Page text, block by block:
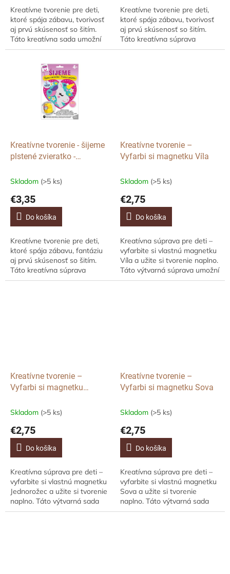
Kreatívne tvorenie pre deti,
ktoré spája zábavu, tvorivosť
aj prvú skúsenosť so šitím.
Táto kreatívna sada umožní
deťom vytvoriť si vlastné
Kreatívne tvorenie pre deti,
ktoré spája zábavu, tvorivosť
aj prvú skúsenosť so šitím.
Táto kreatívna súprava
umožní deťom vytvoriť si
Kreatívne tvorenie - šijeme
plstené zvieratko -
Skladom (>5 ks)
€3,35
Do košíka
Kreatívne tvorenie pre deti,
ktoré spája zábavu, fantáziu
aj prvú skúsenosť so šitím.
Táto kreatívna súprava
umožní deťom vytvoriť si
Kreatívne tvorenie –
Vyfarbi si magnetku Víla
Skladom (>5 ks)
€2,75
Do košíka
Kreatívna súprava pre deti –
vyfarbite si vlastnú magnetku
Víla a užite si tvorenie naplno.
Táto výtvarná súprava umožní
deťom vytvoriť si originálnu
Kreatívne tvorenie –
Vyfarbi si magnetku
Skladom (>5 ks)
€2,75
Do košíka
Kreatívna súprava pre deti –
vyfarbite si vlastnú magnetku
Jednorožec a užite si tvorenie
naplno. Táto výtvarná sada
umožní deťom vytvoriť si
Kreatívne tvorenie –
Vyfarbi si magnetku Sova
Skladom (>5 ks)
€2,75
Do košíka
Kreatívna súprava pre deti –
vyfarbite si vlastnú magnetku
Sova a užite si tvorenie
naplno. Táto výtvarná sada
umožní deťom vytvoriť si